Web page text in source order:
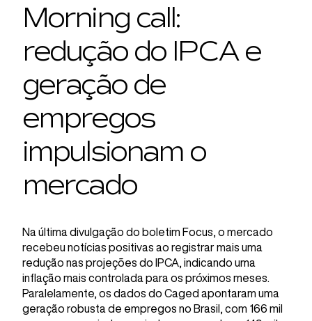
Morning call:
redução do IPCA e
geração de
empregos
impulsionam o
mercado
Na última divulgação do boletim Focus, o mercado
recebeu notícias positivas ao registrar mais uma
redução nas projeções do IPCA, indicando uma
inflação mais controlada para os próximos meses.
Paralelamente, os dados do Caged apontaram uma
geração robusta de empregos no Brasil, com 166 mil